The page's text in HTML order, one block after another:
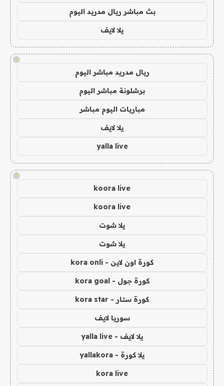
بث مباشر ريال مدريد اليوم
يلا لايف
!
ريال مدريد مباشر اليوم
برشلونة مباشر اليوم
مباريات اليوم مباشر
يلا لايف
yalla live
!
koora live
koora live
يلا شوت
يلا شوت
كورة اون لاين - kora onli
كورة جول - kora goal
كورة ستار - kora star
سوريا لايف
يلا لايف - yalla live
يلا كورة - yallakora
kora live